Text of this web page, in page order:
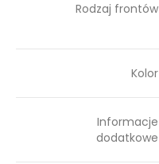
Rodzaj frontów
Kolor
Informacje
dodatkowe